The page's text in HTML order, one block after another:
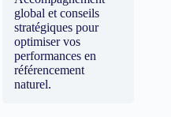
global et conseils
stratégiques pour
optimiser vos
performances en
référencement
naturel.